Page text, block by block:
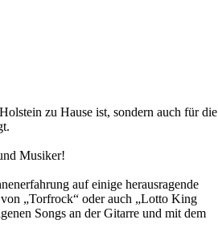
zu Hause ist, sondern auch für die
Musiker!
auf einige herausragende
„Torfrock“ oder auch „Lotto King
Songs an der Gitarre und mit dem